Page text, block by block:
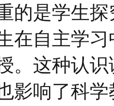
的是学生
在自主学
。这种认
影响了科